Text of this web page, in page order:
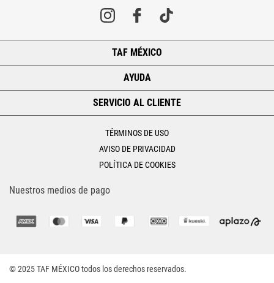
TAF MÉXICO
AYUDA
SERVICIO AL CLIENTE
TÉRMINOS DE USO
AVISO DE PRIVACIDAD
POLÍTICA DE COOKIES
Nuestros medios de pago
© 2025 TAF MÉXICO todos los derechos reservados.